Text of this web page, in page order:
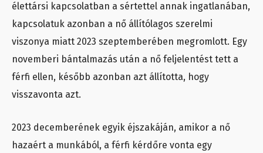
élettársi kapcsolatban a sértettel annak ingatlanában,
kapcsolatuk azonban a nő állítólagos szerelmi
viszonya miatt 2023 szeptemberében megromlott. Egy
novemberi bántalmazás után a nő feljelentést tett a
férfi ellen, később azonban azt állította, hogy
visszavonta azt.
2023 decemberének egyik éjszakáján, amikor a nő
hazaért a munkából, a férfi kérdőre vonta egy